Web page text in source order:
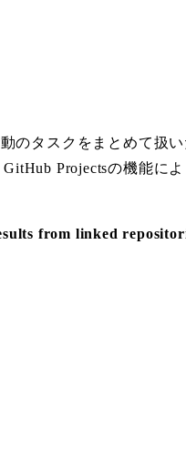
のタスクをまとめて扱
Projectsの機能に
from linked